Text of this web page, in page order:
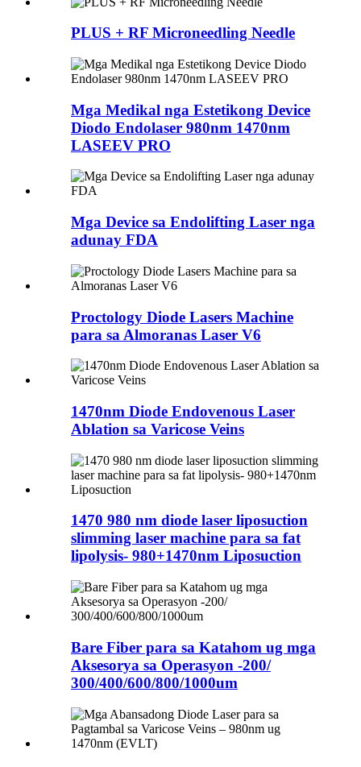
PLUS + RF Microneedling Needle
Mga Medikal nga Estetikong Device
Diodo Endolaser 980nm 1470nm
LASEEV PRO
Mga Device sa Endolifting Laser nga
adunay FDA
Proctology Diode Lasers Machine
para sa Almoranas Laser V6
1470nm Diode Endovenous Laser
Ablation sa Varicose Veins
1470 980 nm diode laser liposuction
slimming laser machine para sa fat
lipolysis- 980+1470nm Liposuction
Bare Fiber para sa Katahom ug mga
Aksesorya sa Operasyon -200/
300/400/600/800/1000um